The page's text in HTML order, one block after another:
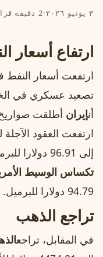
٣ يونيو ٢٠٢٦ ·2 دقيقة قراءة
ارتفاع أسعار
ارتفعت أسعار النفط
تصعيد عسكري في
أنإيران أطلقت
ارتفعت العقود الآجلة
إلى 96.91 دولارا للبرميل، في حين صعد خام
تكساس الوسيط
94.79 دولارا للبرميل.
تراجع الذهب
في المقابل، تراجع